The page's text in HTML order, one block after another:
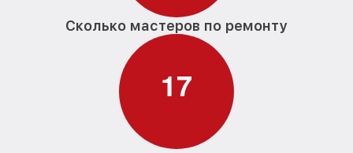
Сколько мастеров по ремонту
17